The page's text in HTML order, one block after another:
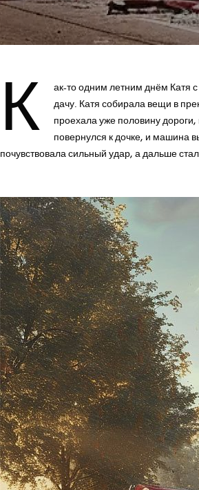
Lucky
на первую
К
ак-то одним летним днём Катя
дачу. Катя собирала вещи в
проехала уже половину
повернулся к дочке, и машина
почувствовала сильный удар, а дальше